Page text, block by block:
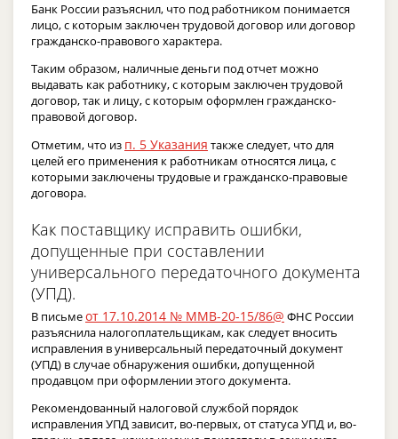
Банк России разъяснил, что под работником понимается
лицо, с которым заключен трудовой договор или договор
гражданско-правового характера.
Таким образом, наличные деньги под отчет можно
выдавать как работнику, с которым заключен трудовой
договор, так и лицу, с которым оформлен гражданско-
правовой договор.
Отметим, что из п. 5 Указания также следует, что для
целей его применения к работникам относятся лица, с
которыми заключены трудовые и гражданско-правовые
договора.
Как поставщику исправить ошибки,
допущенные при составлении
универсального передаточного документа
(УПД).
В письмеот 17.10.2014 № ММВ-20-15/86@ ФНС России
разъяснила налогоплательщикам, как следует вносить
исправления в универсальный передаточный документ
(УПД) в случае обнаружения ошибки, допущенной
продавцом при оформлении этого документа.
Рекомендованный налоговой службой порядок
исправления УПД зависит, во-первых, от статуса УПД и, во-